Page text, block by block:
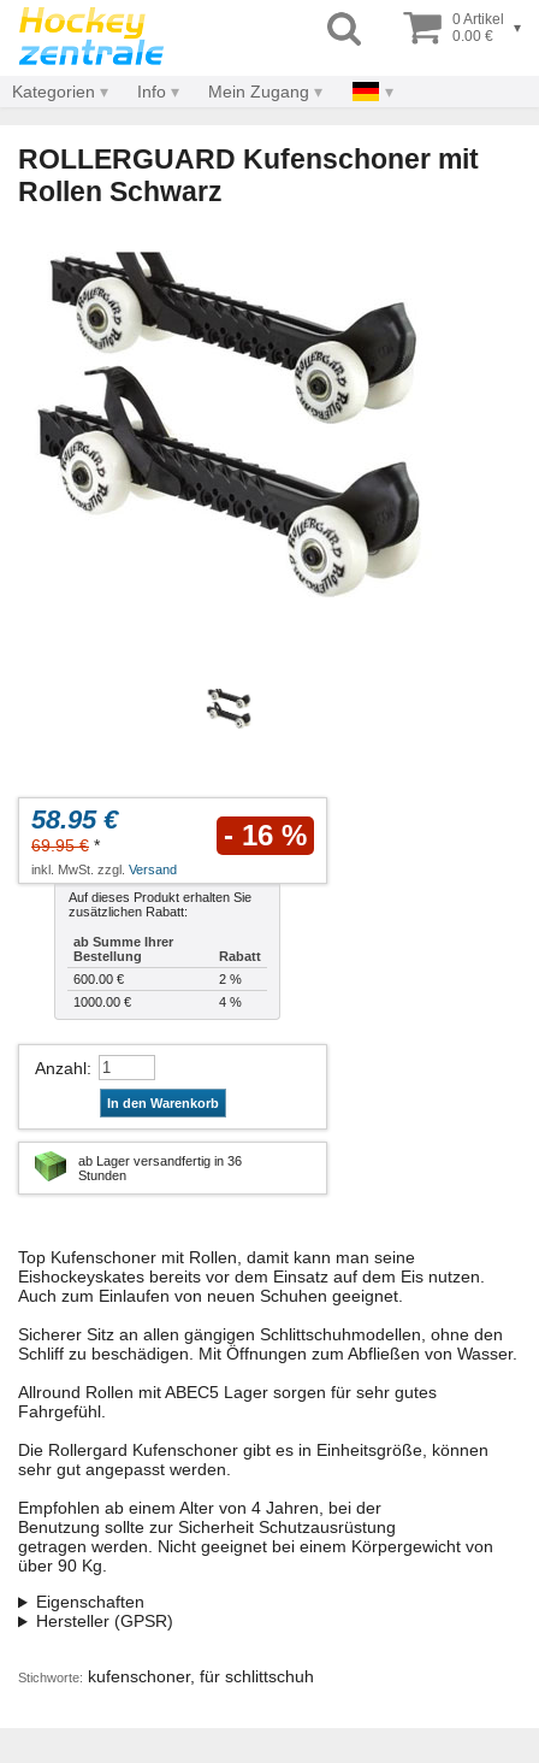
0 Artikel
0.00 €
▾
Kategorien Info Mein Zugang
ROLLERGUARD Kufenschoner mit
Rollen Schwarz
58.95 €
69.95 € * - 16 %
inkl. MwSt. zzgl. Versand
Auf dieses Produkt erhalten Sie
zusätzlichen Rabatt:
ab Summe Ihrer
Bestellung
Rabatt
600.00 €
2 %
1000.00 €
4 %
Anzahl:
In den Warenkorb
ab Lager versandfertig in 36
Stunden
Top Kufenschoner mit Rollen, damit kann man seine
Eishockeyskates bereits vor dem Einsatz auf dem Eis nutzen.
Auch zum Einlaufen von neuen Schuhen geeignet.
Sicherer Sitz an allen gängigen Schlittschuhmodellen, ohne den
Schliff zu beschädigen. Mit Öffnungen zum Abfließen von Wasser.
Allround Rollen mit ABEC5 Lager sorgen für sehr gutes
Fahrgefühl.
Die Rollergard Kufenschoner gibt es in Einheitsgröße, können
sehr gut angepasst werden.
Empfohlen ab einem Alter von 4 Jahren, bei der
Benutzung sollte zur Sicherheit Schutzausrüstung
getragen werden. Nicht geeignet bei einem Körpergewicht von
über 90 Kg.
Eigenschaften
Hersteller (GPSR)
Stichworte: kufenschoner, für schlittschuh